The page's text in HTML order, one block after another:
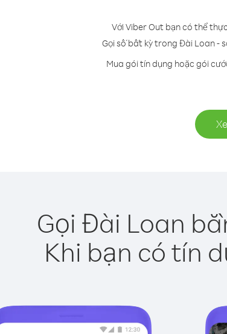
Với Viber Out bạn có thể
Gọi số bất kỳ trong Đài Loan -
Mua gói tín dụng hoặc gói
Gọi Đài Loan
Khi bạn có tín